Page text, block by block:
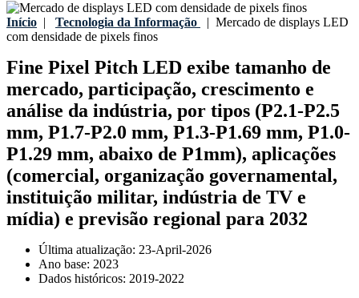
Início | Tecnologia da Informação | Mercado de displays LED
com densidade de pixels finos
Fine Pixel Pitch LED exibe tamanho de
mercado, participação, crescimento e
análise da indústria, por tipos (P2.1-P2.5
mm, P1.7-P2.0 mm, P1.3-P1.69 mm, P1.0-
P1.29 mm, abaixo de P1mm), aplicações
(comercial, organização governamental,
instituição militar, indústria de TV e
mídia) e previsão regional para 2032
Última atualização: 23-April-2026
Ano base: 2023
Dados históricos: 2019-2022